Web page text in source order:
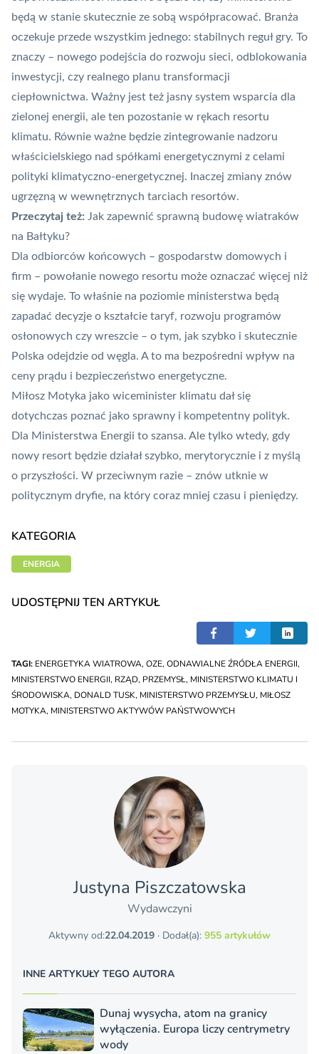
będą w stanie skutecznie ze sobą współpracować. Branża
oczekuje przede wszystkim jednego: stabilnych reguł gry. To
znaczy – nowego podejścia do rozwoju sieci, odblokowania
inwestycji, czy realnego planu transformacji
ciepłownictwa. Ważny jest też jasny system wsparcia dla
zielonej energii, ale ten pozostanie w rękach resortu
klimatu. Równie ważne będzie zintegrowanie nadzoru
właścicielskiego nad spółkami energetycznymi z celami
polityki klimatyczno-energetycznej. Inaczej zmiany znów
ugrzęzną w wewnętrznych tarciach resortów.
Przeczytaj też: Jak zapewnić sprawną budowę wiatraków
na Bałtyku?
Dla odbiorców końcowych – gospodarstw domowych i
firm – powołanie nowego resortu może oznaczać więcej niż
się wydaje. To właśnie na poziomie ministerstwa będą
zapadać decyzje o kształcie taryf, rozwoju programów
osłonowych czy wreszcie – o tym, jak szybko i skutecznie
Polska odejdzie od węgla. A to ma bezpośredni wpływ na
ceny prądu i bezpieczeństwo energetyczne.
Miłosz Motyka jako wiceminister klimatu dał się
dotychczas poznać jako sprawny i kompetentny polityk.
Dla Ministerstwa Energii to szansa. Ale tylko wtedy, gdy
nowy resort będzie działał szybko, merytorycznie i z myślą
o przyszłości. W przeciwnym razie – znów utknie w
politycznym dryfie, na który coraz mniej czasu i pieniędzy.
KATEGORIA
ENERGIA
UDOSTĘPNIJ TEN ARTYKUŁ
TAGI: ENERGETYKA WIATROWA, OZE, ODNAWIALNE ŹRÓDŁA ENERGII,
MINISTERSTWO ENERGII, RZĄD, PRZEMYSŁ, MINISTERSTWO KLIMATU I
ŚRODOWISKA, DONALD TUSK, MINISTERSTWO PRZEMYSŁU, MIŁOSZ
MOTYKA, MINISTERSTWO AKTYWÓW PAŃSTWOWYCH
Justyna Piszczatowska
Wydawczyni
Aktywny od:22.04.2019 · Dodał(a): 955 artykułów
INNE ARTYKUŁY TEGO AUTORA
Dunaj wysycha, atom na granicy
wyłączenia. Europa liczy centrymetry
wody